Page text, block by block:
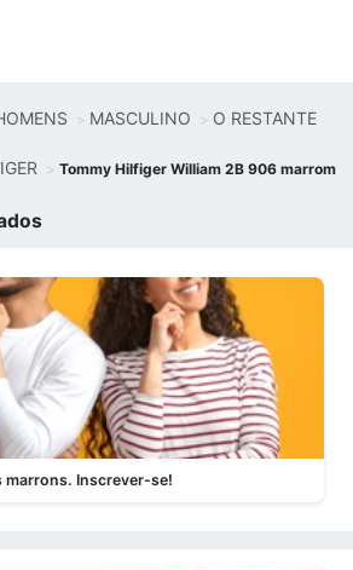
MASCULINO O RESTANTE
Tommy Hilfiger William 2B 906 marrom
Inscrever-se!